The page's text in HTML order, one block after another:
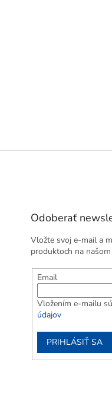
Odoberať
Vložte svoj e-mail a
produktoch na
Email
Vložením e-mailu
údajov
PRIHLÁSIŤ SA